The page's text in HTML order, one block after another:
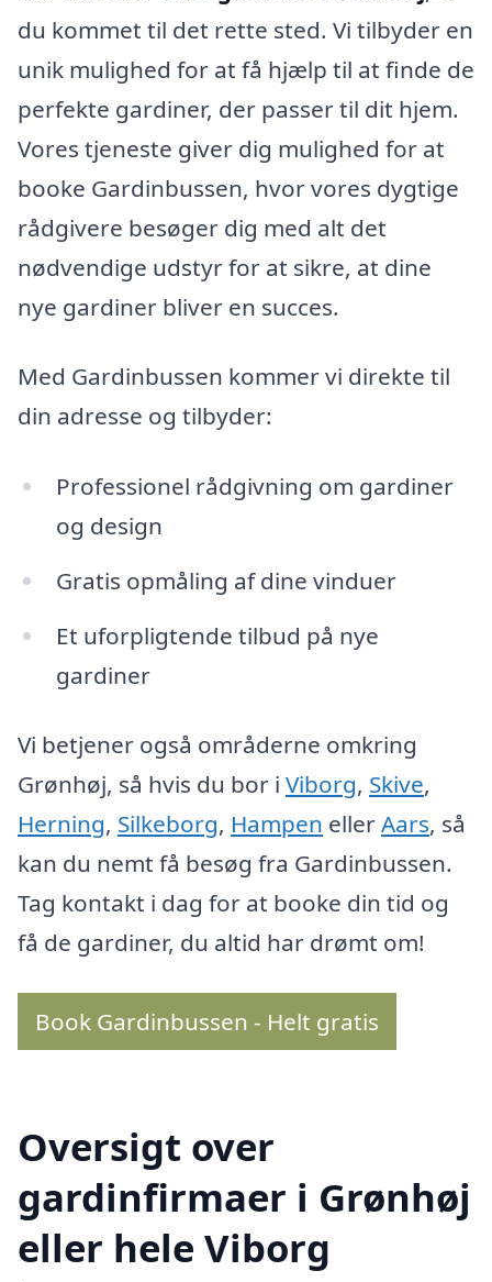
du kommet til det rette sted. Vi tilbyder en
unik mulighed for at få hjælp til at finde de
perfekte gardiner, der passer til dit hjem.
Vores tjeneste giver dig mulighed for at
booke Gardinbussen, hvor vores dygtige
rådgivere besøger dig med alt det
nødvendige udstyr for at sikre, at dine
nye gardiner bliver en succes.
Med Gardinbussen kommer vi direkte til
din adresse og tilbyder:
Professionel rådgivning om gardiner
og design
Gratis opmåling af dine vinduer
Et uforpligtende tilbud på nye
gardiner
Vi betjener også områderne omkring
Grønhøj, så hvis du bor i Viborg, Skive,
Herning, Silkeborg, Hampen ellerAars, så
kan du nemt få besøg fra Gardinbussen.
Tag kontakt i dag for at booke din tid og
få de gardiner, du altid har drømt om!
Book Gardinbussen - Helt gratis
Oversigt over
gardinfirmaer i Grønhøj
eller hele Viborg